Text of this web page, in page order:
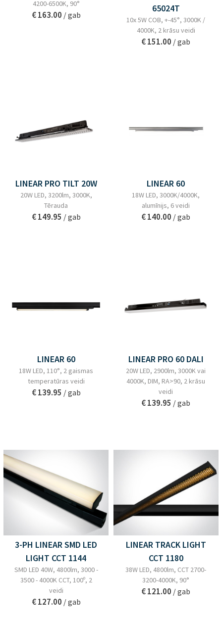
4200-6500K, 90°
€ 163.00 / gab
65024T
10x 5W COB, +-45°, 3000K /
4000K, 2 krāsu veidi
€ 151.00 / gab
LINEAR PRO TILT 20W
20W LED, 3200lm, 3000K,
Tērauda
€ 149.95 / gab
LINEAR 60
18W LED, 3000K/4000K,
alumīnijs, 6 veidi
€ 140.00 / gab
LINEAR 60
18W LED, 110°, 2 gaismas
temperatūras veidi
€ 139.95 / gab
LINEAR PRO 60 DALI
20W LED, 2900lm, 3000K vai
4000K, DIM, RA>90, 2 krāsu
veidi
€ 139.95 / gab
3-PH LINEAR SMD LED
LIGHT CCT 1144
SMD LED 40W, 4800lm, 3000 -
3500 - 4000K CCT, 100º, 2
veidi
€ 127.00 / gab
LINEAR TRACK LIGHT
CCT 1180
38W LED, 4800lm, CCT 2700-
3200-4000K, 90°
€ 121.00 / gab